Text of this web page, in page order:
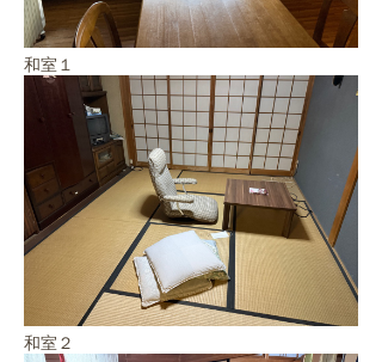
和室１
和室２